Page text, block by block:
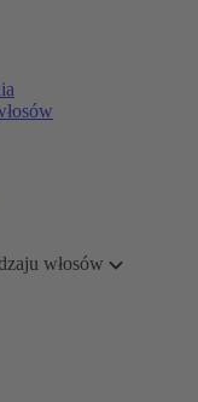
włosów